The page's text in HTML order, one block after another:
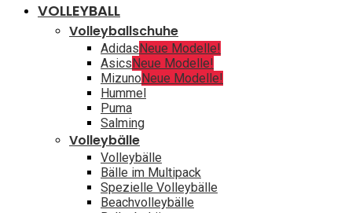
VOLLEYBALL
Volleyballschuhe
AdidasNeue Modelle!
AsicsNeue Modelle!
MizunoNeue Modelle!
Hummel
Puma
Salming
Volleybälle
Volleybälle
Bälle im Multipack
Spezielle Volleybälle
Beachvolleybälle